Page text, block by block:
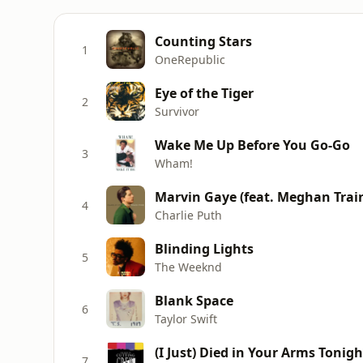
1 Counting Stars
OneRepublic
2 Eye of the Tiger
Survivor
3 Wake Me Up Before You Go-Go
Wham!
4 Marvin Gaye (feat. Meghan
Charlie Puth
5 Blinding Lights
The Weeknd
6 Blank Space
Taylor Swift
(I Just) Died in Your Arms